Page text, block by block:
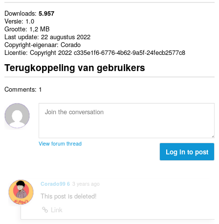
Downloads 5.957
Versie 1.0
Grootte 1,2 MB
Last update 22 augustus 2022
Copyright-eigenaar Corado
Licentie Copyright 2022 c335e1f6-6776-4b62-9a5f-24fecb2577c8
Terugkoppeling van gebruikers
Comments: 1
View forum thread
Log in to post
Corado99 6 3 years ago
This post is deleted!
Link